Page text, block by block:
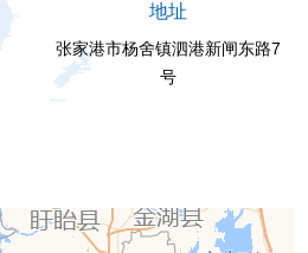
地址
张家港市杨舍镇泗港新闸东路7
号